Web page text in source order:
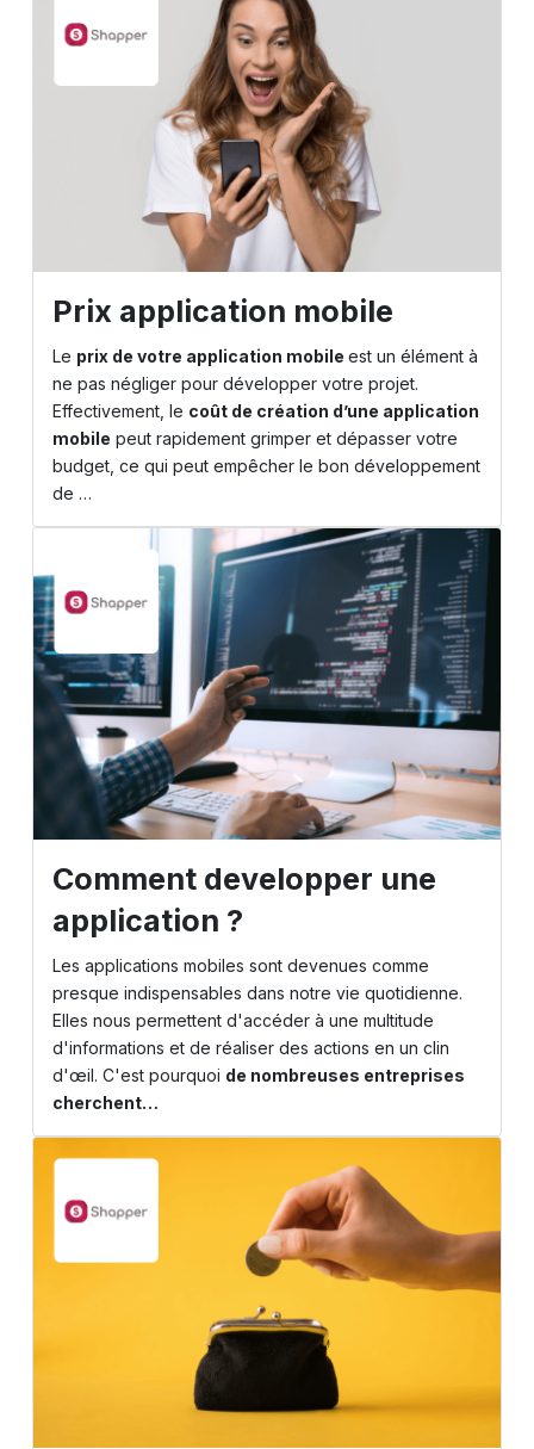
Prix application mobile
Le prix de votre application mobile est un élément à
ne pas négliger pour développer votre projet.
Effectivement, le coût de création d’une application
mobile peut rapidement grimper et dépasser votre
budget, ce qui peut empêcher le bon développement
de …
Comment developper une
application ?
Les applications mobiles sont devenues comme
presque indispensables dans notre vie quotidienne.
Elles nous permettent d'accéder à une multitude
d'informations et de réaliser des actions en un clin
d'œil. C'est pourquoi de nombreuses entreprises
cherchent…